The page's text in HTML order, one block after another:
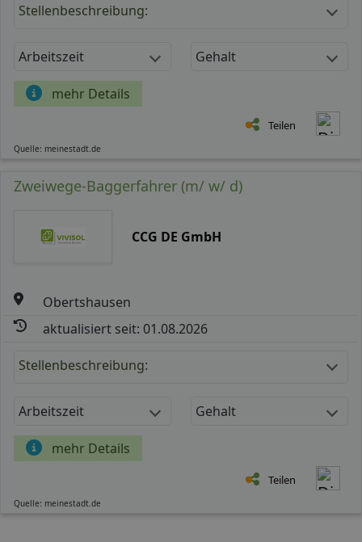
Stellenbeschreibung:
Arbeitszeit Gehalt
mehr Details
Teilen
Quelle: meinestadt.de
Zweiwege-Baggerfahrer (m/ w/ d)
CCG DE GmbH
Obertshausen
aktualisiert seit: 01.08.2026
Stellenbeschreibung:
Arbeitszeit Gehalt
mehr Details
Teilen
Quelle: meinestadt.de